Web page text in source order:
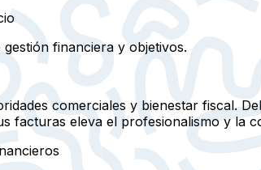
financiera y objetivos.
comerciales y bienestar fiscal.
facturas eleva el profesionalismo y la